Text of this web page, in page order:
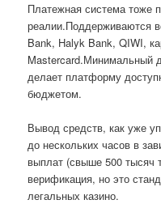
Платежная система тоже
реалии.Поддерживаются
Bank, Halyk Bank, QIWI,
Mastercard.Минимальный
делает платформу
бюджетом.
Вывод средств, как уже
до нескольких часов в
выплат (свыше 500 тысяч
верификация, но это
легальных казино.